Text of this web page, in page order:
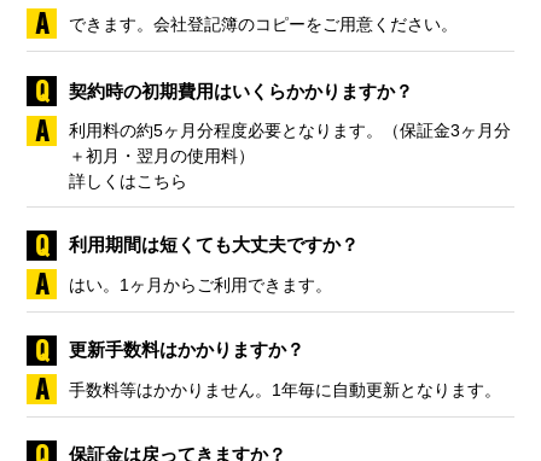
できます。会社登記簿のコピーをご用意ください。
契約時の初期費用はいくらかかりますか？
利用料の約5ヶ月分程度必要となります。（保証金3ヶ月分
＋初月・翌月の使用料）
詳しくはこちら
利用期間は短くても大丈夫ですか？
はい。1ヶ月からご利用できます。
更新手数料はかかりますか？
手数料等はかかりません。1年毎に自動更新となります。
保証金は戻ってきますか？